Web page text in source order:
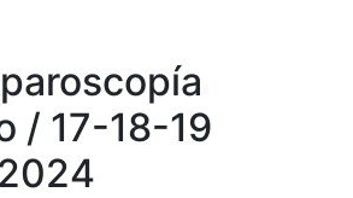
/ 17-18-19